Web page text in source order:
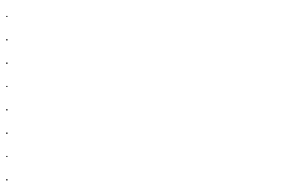
.
.
.
.
.
.
.
.